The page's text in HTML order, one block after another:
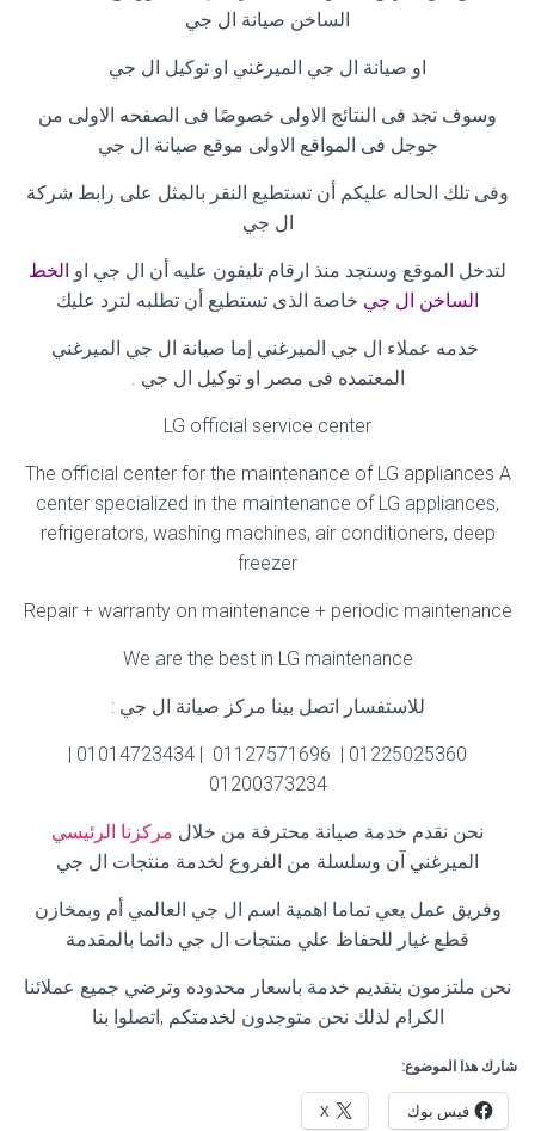
الساخن صيانة ال جي
او صيانة ال جي الميرغني او توكيل ال جي
وسوف تجد فى النتائج الاولى خصوصًا فى الصفحه الاولى من
جوجل فى المواقع الاولى موقع صيانة ال جي
وفى تلك الحاله عليكم أن تستطيع النقر بالمثل على رابط شركة
ال جي
لتدخل الموقع وستجد منذ ارقام تليفون عليه أن ال جي او الخط
الساخن ال جي خاصة الذى تستطيع أن تطلبه لترد عليك
خدمه عملاء ال جي الميرغني إما صيانة ال جي الميرغني
المعتمده فى مصر او توكيل ال جي .
LG official service center
The official center for the maintenance of LG appliances A
center specialized in the maintenance of LG appliances,
refrigerators, washing machines, air conditioners, deep
freezer
Repair + warranty on maintenance + periodic maintenance
We are the best in LG maintenance
للاستفسار اتصل بينا مركز صيانة ال جي :
01225025360 | 01127571696 | 01014723434 |
01200373234
نحن نقدم خدمة صيانة محترفة من خلال مركزنا الرئيسي
الميرغني آن وسلسلة من الفروع لخدمة منتجات ال جي
وفريق عمل يعي تماما اهمية اسم ال جي العالمي أم وبمخازن
قطع غيار للحفاظ علي منتجات ال جي دائما بالمقدمة
نحن ملتزمون بتقديم خدمة باسعار محدوده وترضي جميع عملائنا
الكرام لذلك نحن متوجدون لخدمتكم ,اتصلوا بنا
شارك هذا الموضوع:
فيس بوك X